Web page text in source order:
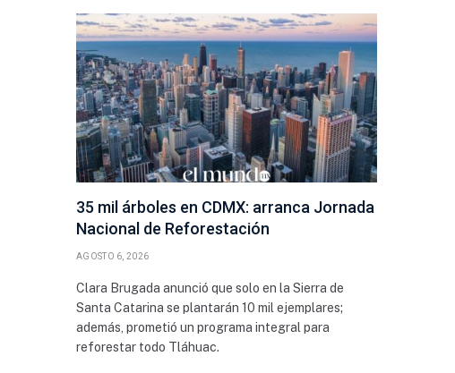
35 mil árboles en CDMX: arranca Jornada
Nacional de Reforestación
AGOSTO 6, 2026
Clara Brugada anunció que solo en la Sierra de
Santa Catarina se plantarán 10 mil ejemplares;
además, prometió un programa integral para
reforestar todo Tláhuac.